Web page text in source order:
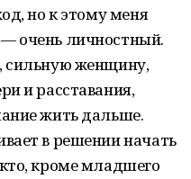
но к этому меня
очень личностный.
сильную женщину,
и расставания,
жить дальше.
в решении начать
кроме младшего